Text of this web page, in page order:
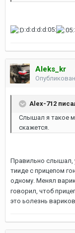
:d:d:d:d:05:
Aleks_kr
Alex-712
Слышал я такое
скажется.
Правильно слышал,
тииде с прицепом
одному. Менял
говорил, чтоб
это ьолезнь